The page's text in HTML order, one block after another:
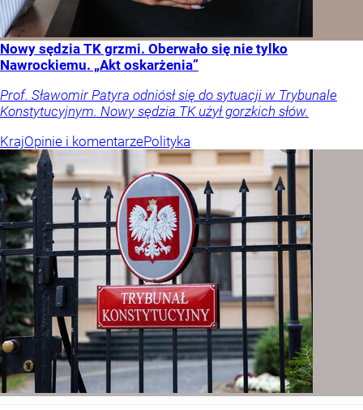
Nowy sędzia TK grzmi. Oberwało się nie tylko
Nawrockiemu. „Akt oskarżenia”
Prof. Sławomir Patyra odniósł się do sytuacji w Trybunale
Konstytucyjnym. Nowy sędzia TK użył gorzkich słów.
KrajOpinie i komentarzePolityka